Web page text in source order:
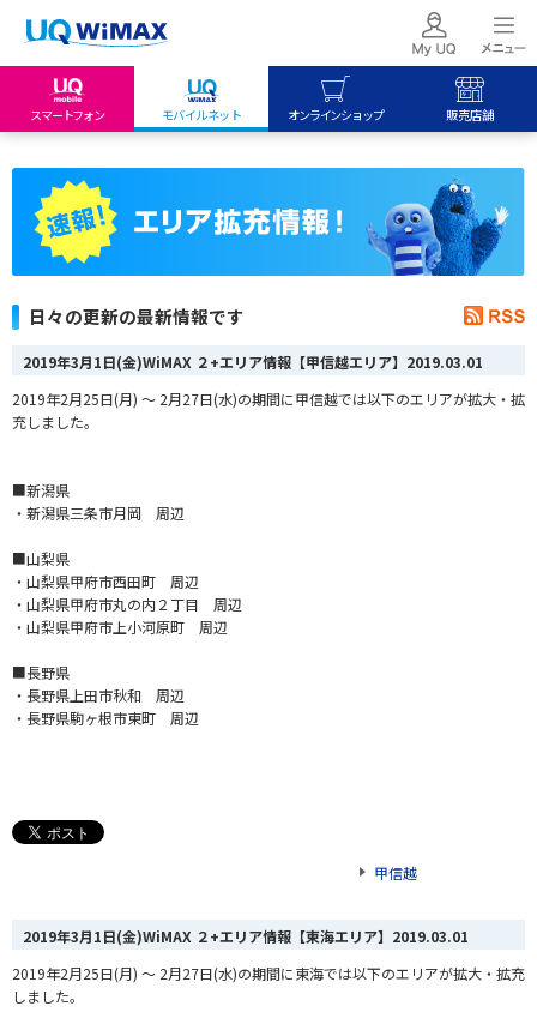
スマートフォン モバイルネット オンラインショップ 販売店舗
My UQ mobile
UQ mobile
UQ WiMAX
UQ WiMAX
日々の更新の最新情報です
2019年3月1日(金)WiMAX ２+エリア情報【甲信越エリア】 2019.03.01
2019年2月25日(月) ～ 2月27日(水)の期間に甲信越では以下のエリアが拡大・拡
充しました。
■新潟県
・新潟県三条市月岡 周辺
■山梨県
・山梨県甲府市西田町 周辺
・山梨県甲府市丸の内２丁目 周辺
・山梨県甲府市上小河原町 周辺
■長野県
・長野県上田市秋和 周辺
・長野県駒ヶ根市東町 周辺
甲信越
2019年3月1日(金)WiMAX ２+エリア情報【東海エリア】 2019.03.01
2019年2月25日(月) ～ 2月27日(水)の期間に東海では以下のエリアが拡大・拡充
しました。